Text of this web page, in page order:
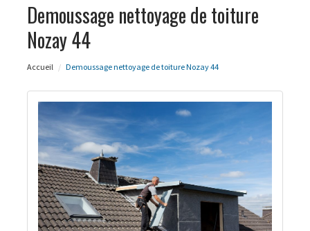
Demoussage nettoyage de toiture
Nozay 44
Accueil Demoussage nettoyage de toiture Nozay 44